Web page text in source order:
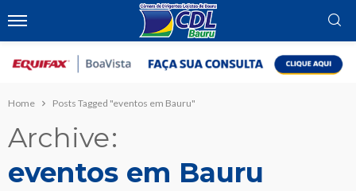
Home Posts Tagged "eventos em Bauru"
Archive
eventos em Bauru